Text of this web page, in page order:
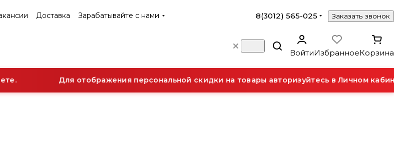
Доставка Зарабатывайте с нами 8(3012) 565-025 Заказать звонок
ВойтиИзбранноеКорзина
Для отображения персональной скидки на товары авторизуйтесь в Личном